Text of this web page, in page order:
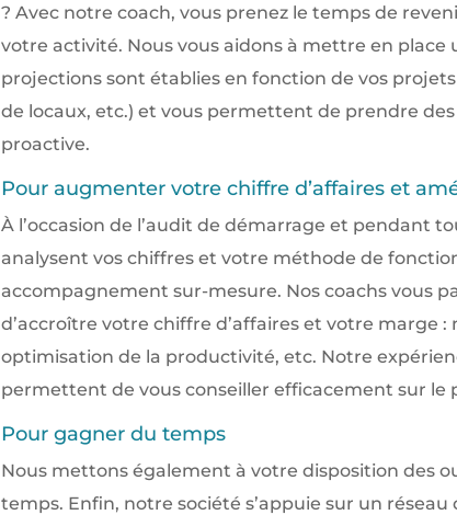
? Avec notre coach, vous prenez le temps de
votre activité. Nous vous aidons à mettre en
projections sont établies en fonction de vos
de locaux, etc.) et vous permettent de prendre
proactive.
Pour augmenter votre chiffre d’affaires et
À l’occasion de l’audit de démarrage et pendant
analysent vos chiffres et votre méthode de
accompagnement sur-mesure. Nos coachs vous
d’accroître votre chiffre d’affaires et votre marge
optimisation de la productivité, etc. Notre
permettent de vous conseiller efficacement sur le
Pour gagner du temps
Nous mettons également à votre disposition des
temps. Enfin, notre société s’appuie sur un